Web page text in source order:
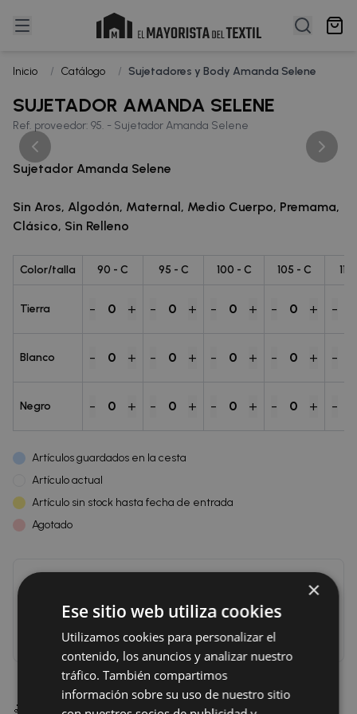
Inicio / Catálogo / Sujetadores y Body Amanda Selene
SUJETADOR AMANDA SELENE
Ref. proveedor: 95. - Sujetador Amanda Selene
Sujetador Amanda Selene
Sin Aros, Algodón, Maternal, Medio Cuerpo, Premama,
Clásico, Sin Relleno
Color/talla 90 - C 95 - C 100 - C 105 - C
Tierra - 0 + - 0 + - 0 + - 0 + -
Blanco - 0 + - 0 + - 0 + - 0 + -
Negro - 0 + - 0 + - 0 + - 0 + -
Artículos guardados en la cesta
Artículo actual
Artículo sin stock hasta fecha de entrada
Agotado
Inicia sesión para poder añadir a la cesta
🤱 El Sujetador Amanda Selene es la elección perfecta
×
Ese sitio web utiliza cookies
Utilizamos cookies para personalizar el
contenido, los anuncios y analizar nuestro
tráfico. También compartimos
información sobre su uso de nuestro sitio